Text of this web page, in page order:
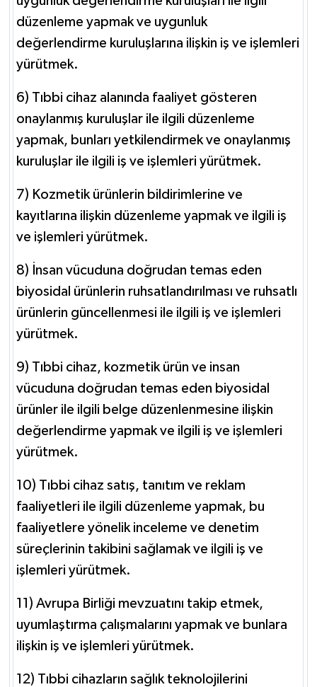
düzenleme yapmak ve uygunluk
değerlendirme kuruluşlarına ilişkin iş ve işlemleri
yürütmek.
6) Tıbbi cihaz alanında faaliyet gösteren
onaylanmış kuruluşlar ile ilgili düzenleme
yapmak, bunları yetkilendirmek ve onaylanmış
kuruluşlar ile ilgili iş ve işlemleri yürütmek.
7) Kozmetik ürünlerin bildirimlerine ve
kayıtlarına ilişkin düzenleme yapmak ve ilgili iş
ve işlemleri yürütmek.
8) İnsan vücuduna doğrudan temas eden
biyosidal ürünlerin ruhsatlandırılması ve ruhsatlı
ürünlerin güncellenmesi ile ilgili iş ve işlemleri
yürütmek.
9) Tıbbi cihaz, kozmetik ürün ve insan
vücuduna doğrudan temas eden biyosidal
ürünler ile ilgili belge düzenlenmesine ilişkin
değerlendirme yapmak ve ilgili iş ve işlemleri
yürütmek.
10) Tıbbi cihaz satış, tanıtım ve reklam
faaliyetleri ile ilgili düzenleme yapmak, bu
faaliyetlere yönelik inceleme ve denetim
süreçlerinin takibini sağlamak ve ilgili iş ve
işlemleri yürütmek.
11) Avrupa Birliği mevzuatını takip etmek,
uyumlaştırma çalışmalarını yapmak ve bunlara
ilişkin iş ve işlemleri yürütmek.
12) Tıbbi cihazların sağlık teknolojilerini